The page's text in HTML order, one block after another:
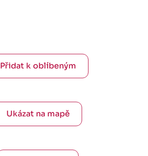
Přidat k oblíbeným
Ukázat na mapě